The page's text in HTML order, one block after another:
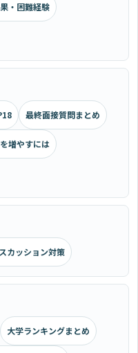
・困難経験
最終面接質問まとめ
増やすには
カッション対策
大学ランキングまとめ